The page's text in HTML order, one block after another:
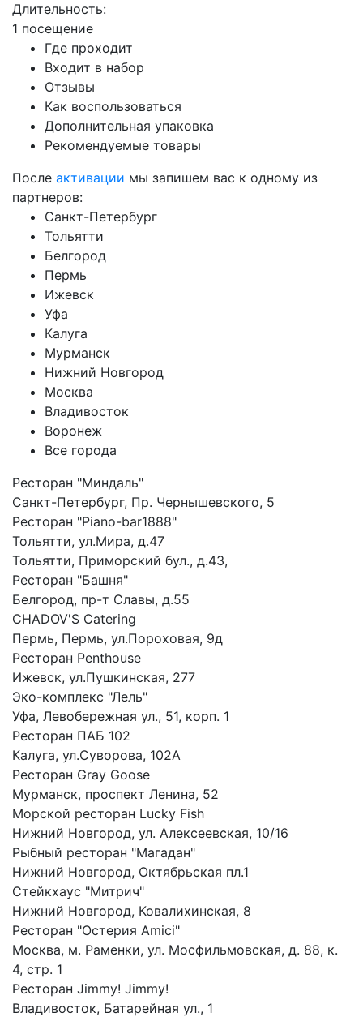
Длительность:
1 посещение
Где проходит
Входит в набор
Отзывы
Как воспользоваться
Дополнительная упаковка
Рекомендуемые товары
После активации мы запишем вас к одному из
партнеров:
Санкт-Петербург
Тольятти
Белгород
Пермь
Ижевск
Уфа
Калуга
Мурманск
Нижний Новгород
Москва
Владивосток
Воронеж
Все города
Ресторан "Миндаль"
Санкт-Петербург, Пр. Чернышевского, 5
Ресторан "Piano-bar1888"
Тольятти, ул.Мира, д.47
Тольятти, Приморский бул., д.43,
Ресторан "Башня"
Белгород, пр-т Славы, д.55
CHADOV'S Catering
Пермь, Пермь, ул.Пороховая, 9д
Ресторан Penthouse
Ижевск, ул.Пушкинская, 277
Эко-комплекс "Лель"
Уфа, Левобережная ул., 51, корп. 1
Ресторан ПАБ 102
Калуга, ул.Суворова, 102А
Ресторан Gray Goose
Мурманск, проспект Ленина, 52
Морской ресторан Lucky Fish
Нижний Новгород, ул. Алексеевская, 10/16
Рыбный ресторан "Магадан"
Нижний Новгород, Октябрьская пл.1
Стейкхаус "Митрич"
Нижний Новгород, Ковалихинская, 8
Ресторан "Остерия Amici"
Москва, м. Раменки, ул. Мосфильмовская, д. 88, к.
4, стр. 1
Ресторан Jimmy! Jimmy!
Владивосток, Батарейная ул., 1